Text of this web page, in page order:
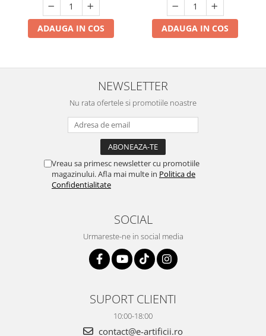
ADAUGA IN COS ADAUGA IN COS
NEWSLETTER
Nu rata ofertele si promotiile noastre
Vreau sa primesc newsletter cu promotiile
magazinului. Afla mai multe in Politica de
Confidentialitate
SOCIAL
Urmareste-ne in social media
SUPORT CLIENTI
10:00-18:00
contact@e-artificii.ro